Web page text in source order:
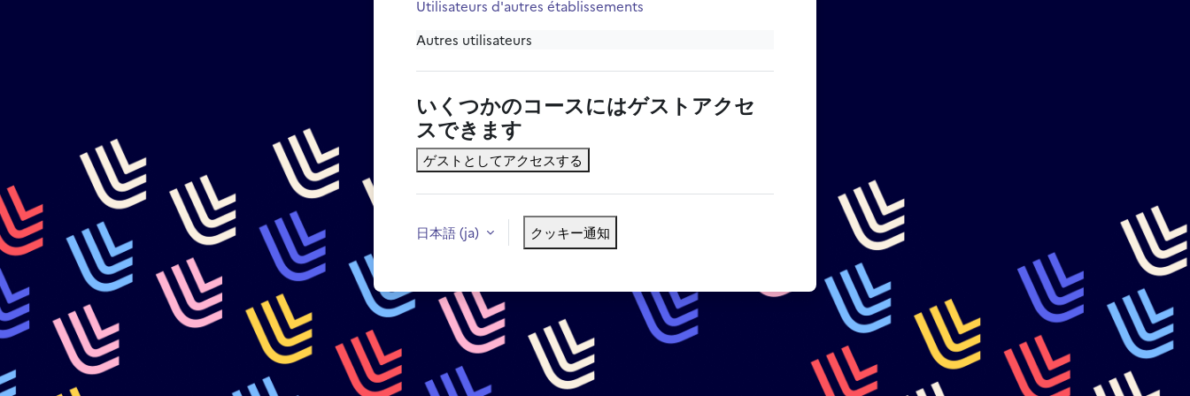
Utilisateurs d'autres établissements
Autres utilisateurs
いくつかのコースにはゲストアクセ
スできます
ゲストとしてアクセスする
日本語 ‎(ja)‎ クッキー通知